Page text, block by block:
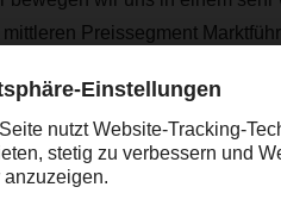
Preissegment
erklärt Ernst Müller,
Produktion und
exportiere in über 40